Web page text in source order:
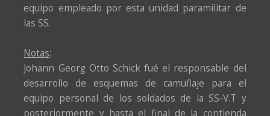
equipo empleado por esta unidad paramilitar de
las SS.
Notas:
Johann Georg Otto Schick fué el responsable del
desarrollo de esquemas de camuflaje para el
equipo personal de los soldados de la SS-V.T y
posteriormente y hasta el final de la contienda